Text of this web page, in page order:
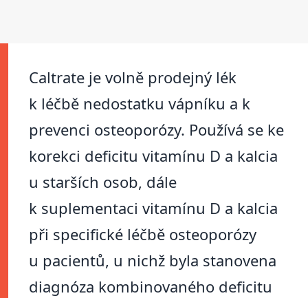
Caltrate je volně prodejný lék
k léčbě nedostatku vápníku a k
prevenci osteoporózy. Používá se ke
korekci deficitu vitamínu D a kalcia
u starších osob, dále
k suplementaci vitamínu D a kalcia
při specifické léčbě osteoporózy
u pacientů, u nichž byla stanovena
diagnóza kombinovaného deficitu